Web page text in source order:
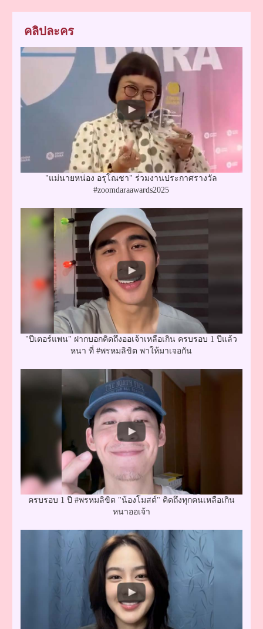
คลิปละคร
"แม่นายหน่อง อรุโณชา" ร่วมงานประกาศรางวัล
#zoomdaraawards2025
"ปีเตอร์แพน" ฝากบอกคิดถึงออเจ้าเหลือเกิน ครบรอบ 1 ปีแล้ว
หนา ที่ #พรหมลิขิต พาให้มาเจอกัน
ครบรอบ 1 ปี #พรหมลิขิต "น้องโมสต์" คิดถึงทุกคนเหลือเกิน
หนาออเจ้า